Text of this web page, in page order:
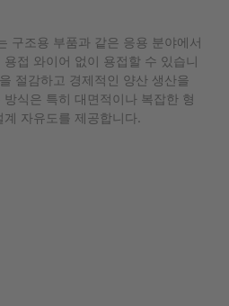
구조용 부품과 같은 응용 분야에서
접 와이어 없이 용접할 수 있습니
절감하고 경제적인 양산 생산을
식은 특히 대면적이나 복잡한 형
자유도를 제공합니다.